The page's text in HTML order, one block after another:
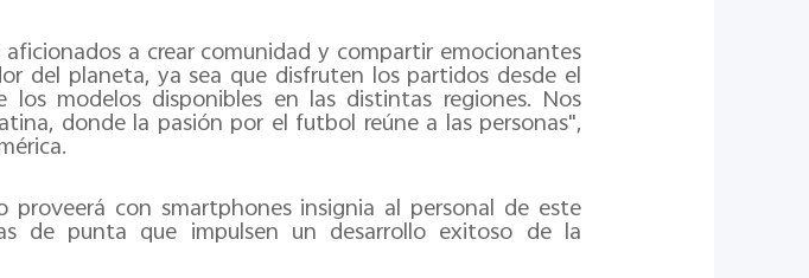
a crear comunidad y compartir emocionantes
del planeta, ya sea que disfruten los partidos desde el
modelos disponibles en las distintas regiones. Nos
donde la pasión por el futbol reúne a las personas",
con smartphones insignia al personal de este
de punta que impulsen un desarrollo exitoso de la